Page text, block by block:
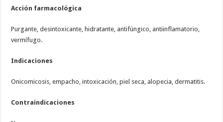
Acción farmacológica
Purgante, desintoxicante, hidratante, antifúngico, antiinflamatorio,
vermífugo.
Indicaciones
Onicomicosis, empacho, intoxicación, piel seca, alopecia, dermatitis.
Contraindicaciones